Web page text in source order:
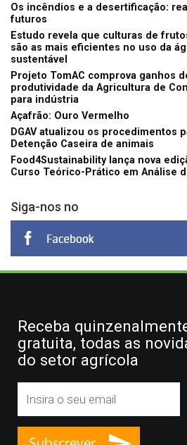
Os incêndios e a desertificação:
futuros
Estudo revela que culturas de
são as mais eficientes no uso da
sustentável
Projeto TomAC comprova ganhos
produtividade da Agricultura de
para indústria
Açafrão: Ouro Vermelho
DGAV atualizou os procedimentos
Detenção Caseira de animais
Food4Sustainability lança nova
Curso Teórico-Prático em Análise
Siga-nos no
Receba
gratuita, todas as
do setor agrícola